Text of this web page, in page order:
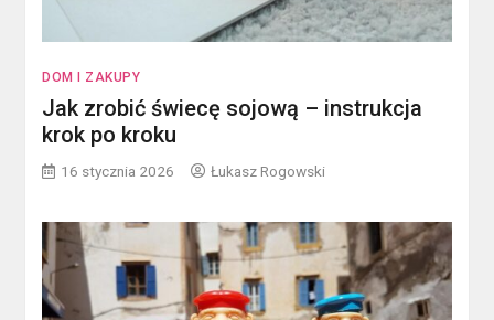
DOM I ZAKUPY
Jak zrobić świecę sojową – instrukcja
krok po kroku
16 stycznia 2026 Łukasz Rogowski